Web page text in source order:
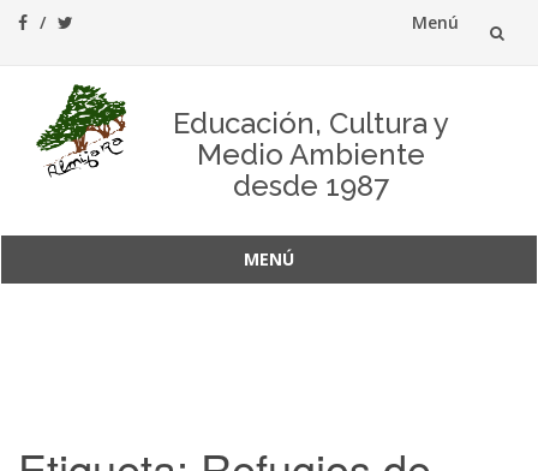
Menú
contenido
Educación, Cultura y
Medio Ambiente
desde 1987
MENÚ